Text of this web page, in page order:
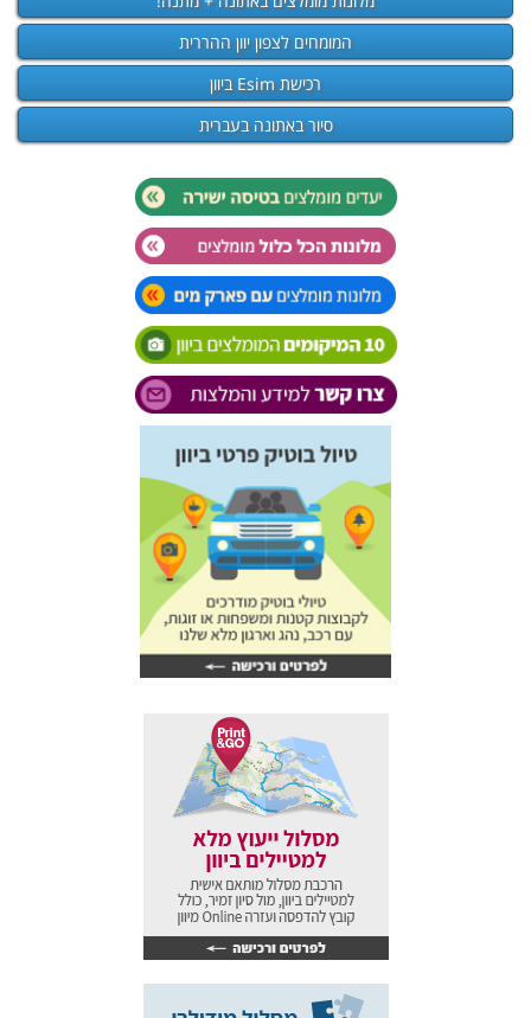
המומחים לצפון יוון ההררית
רכישת Esim ביוון
סיור באתונה בעברית